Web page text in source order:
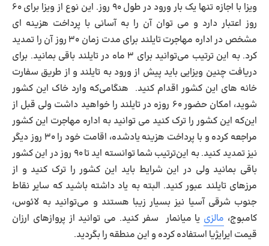
ویزا با اجازه تنها یک ‌بار ورود در طول ۹۰ روز. این نوع از ویزا برای ۶۰
روز اعتبار دارد و می ‌توان آن را به ‌آسانی با پرداخت هزینه ‌ای
مشخص در اداره مهاجرت تایلند برای مدت ‌زمان ۳۰ روز آن را تمدید
کرد. به ‌این ‌ترتیب می‌توانید برای ۳ ماه در تایلند باقی بمانید. برای
دریافت چنین ویزایی باید پیش از ورود به تایلند و از طریق سفارت
‌خانه های این کشور اقدام کنید. هنگامی‌که وارد خاک این کشور
شوید، امکان حضور ۶۰ روزه در تایلند را خواهید داشت ولی قبل از
این‌که این کشور را ترک کنید می ‌توانید به اداره مهاجرت این کشور
مراجعه کرده و با پرداخت هزینه یادشده، اقامت خود را ۳۰ روز دیگر
نیز تمدید کنید. به ‌این‌ترتیب شما توانسته‌ اید تا ۹۰ روز در این کشور
باقی بمانید ولی در این شرایط باید این کشور را ترک کنید و از
مرزهای تایلند عبور کنید. البته به یاد داشته باشید که سایر نقاط
جنوب شرقی آسیا نیز بسیار زیبا هستند و می‌توانید به لائوس،
کامبوج، مالزی یا میانمار سفر کنید. می ‌توانید از پروازهای ارزان
‌قیمت ایرایژیا استفاده کرده و این منطقه را بگردید.